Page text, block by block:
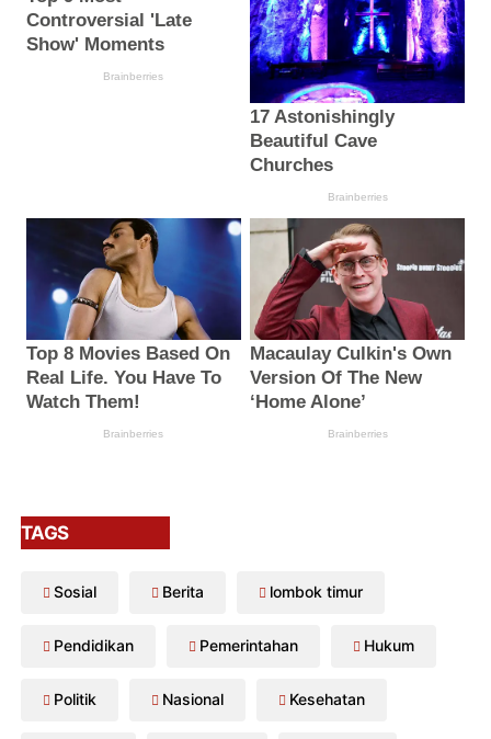
TAGS
Sosial Berita lombok timur
Pendidikan Pemerintahan Hukum
Politik Nasional Kesehatan